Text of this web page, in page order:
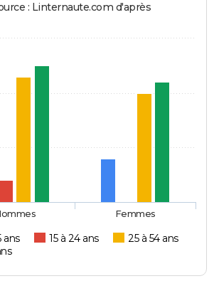
: Linternaute.com d'après
ans 15 à 24 ans
25 à 54 ans
Femmes